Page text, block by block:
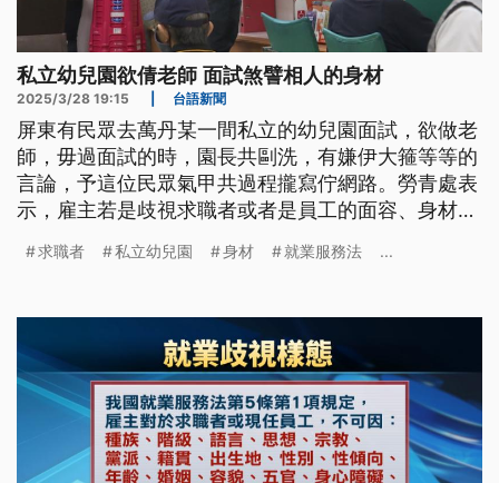
私立幼兒園欲倩老師 面試煞譬相人的身材
2025/3/28 19:15 台語新聞
屏東有民眾去萬丹某一間私立的幼兒園面試，欲做老
師，毋過面試的時，園長共剾洗，有嫌伊大箍等等的
言論，予這位民眾氣甲共過程攏寫佇網路。勞青處表
示，雇主若是歧視求職者或者是員工的面容、身材等
聞標題、導言為台語文）
求職者 私立幼兒園 身材 就業服務法 ...